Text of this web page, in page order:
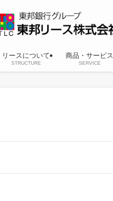
リースについて
STRUCTURE
商品・サービス
SERVICE